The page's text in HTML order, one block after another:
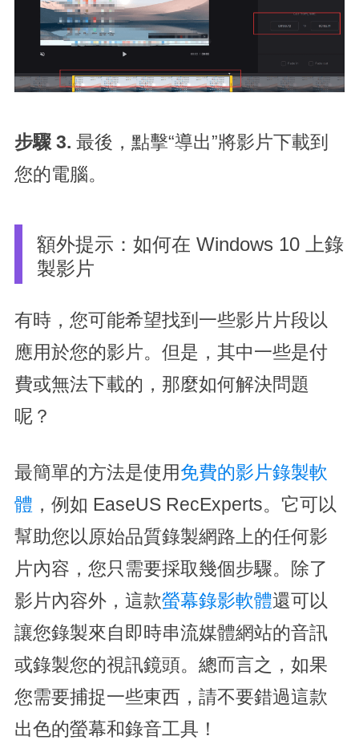
步驟 3. 最後，點擊“導出”將影片下載到
您的電腦。
額外提示：如何在 Windows 10 上錄
製影片
有時，您可能希望找到一些影片片段以
應用於您的影片。但是，其中一些是付
費或無法下載的，那麼如何解決問題
呢？
最簡單的方法是使用 免費的影片錄製軟
體 ，例如 EaseUS RecExperts。它可以
幫助您以原始品質錄製網路上的任何影
片內容，您只需要採取幾個步驟。除了
影片內容外，這款螢幕錄影軟體還可以
讓您錄製來自即時串流媒體網站的音訊
或錄製您的視訊鏡頭。總而言之，如果
您需要捕捉一些東西，請不要錯過這款
出色的螢幕和錄音工具！